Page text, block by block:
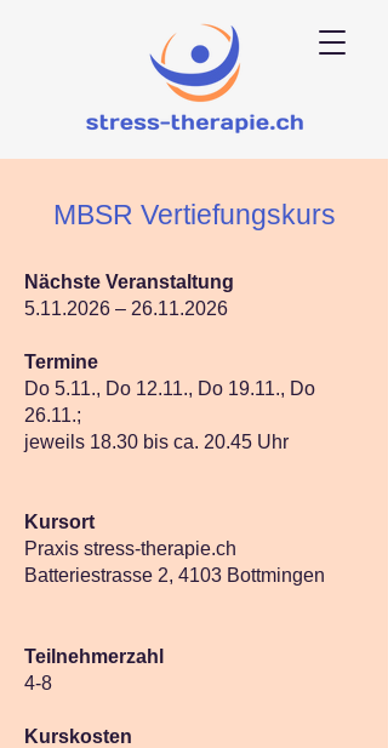
MBSR Vertiefungskurs
Nächste Veranstaltung
5.11.2026 – 26.11.2026
Termine
Do 5.11., Do 12.11., Do 19.11., Do
26.11.;
jeweils 18.30 bis ca. 20.45 Uhr
Kursort
Praxis stress-therapie.ch
Batteriestrasse 2, 4103 Bottmingen
Teilnehmerzahl
4-8
Kurskosten